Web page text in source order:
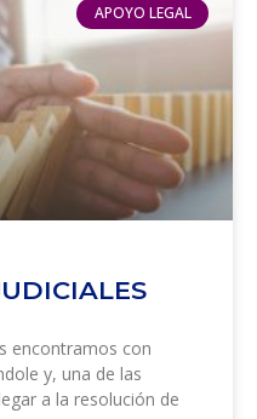
APOYO LEGAL
encontramos con
y, una de las
a la resolución de